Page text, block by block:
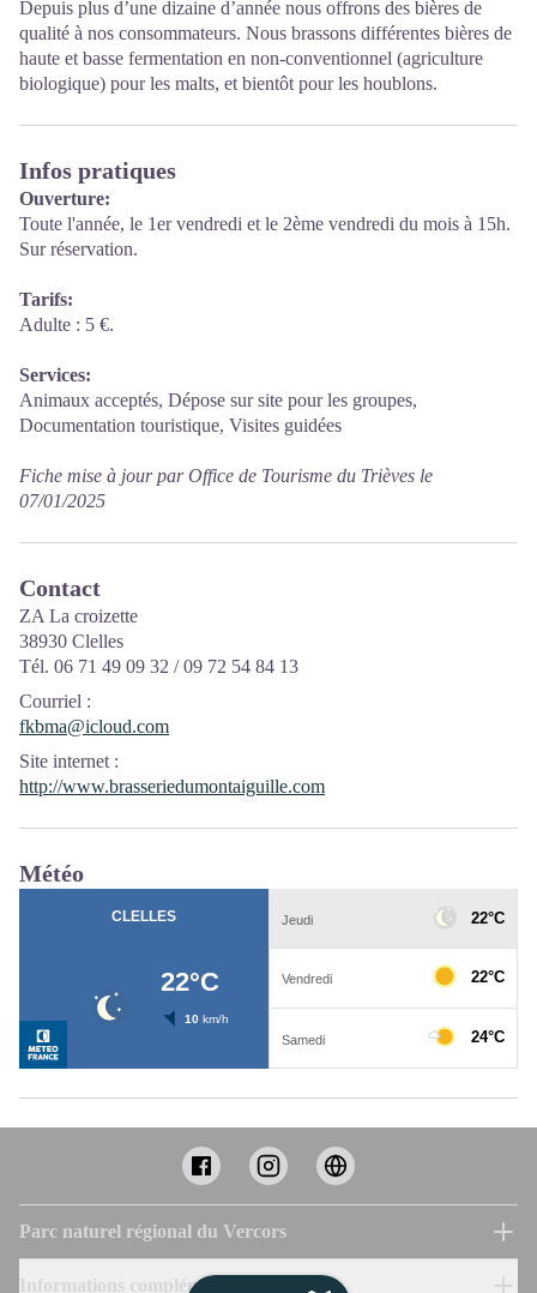
Depuis plus d’une dizaine d’année nous offrons des bières de
qualité à nos consommateurs. Nous brassons différentes bières de
haute et basse fermentation en non-conventionnel (agriculture
biologique) pour les malts, et bientôt pour les houblons.
Infos pratiques
Ouverture:
Toute l'année, le 1er vendredi et le 2ème vendredi du mois à 15h.
Sur réservation.
Tarifs:
Adulte : 5 €.
Services:
Animaux acceptés, Dépose sur site pour les groupes,
Documentation touristique, Visites guidées
Fiche mise à jour par Office de Tourisme du Trièves le
07/01/2025
Contact
ZA La croizette
38930 Clelles
Tél. 06 71 49 09 32 / 09 72 54 84 13
Courriel :
fkbma@icloud.com
Site internet :
http://www.brasseriedumontaiguille.com
Météo
Parc naturel régional du Vercors
Informations complémentaires